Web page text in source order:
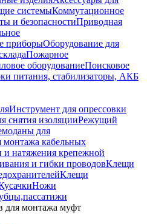
системыКоммутационное
и безопасностиПриводная
приборыОборудование для
Пожарное
оборудованиеПоисковое
питания, стабилизаторы, АКБ
Инструмент для опрессовки
снятия изоляцииРежущий
для
монтажа кабельных
и натяжения крепежной
и гибки проводовКлещи
Клещи
Ножи
монтажа муфт